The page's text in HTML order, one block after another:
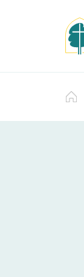
k
i
p
t
c
o